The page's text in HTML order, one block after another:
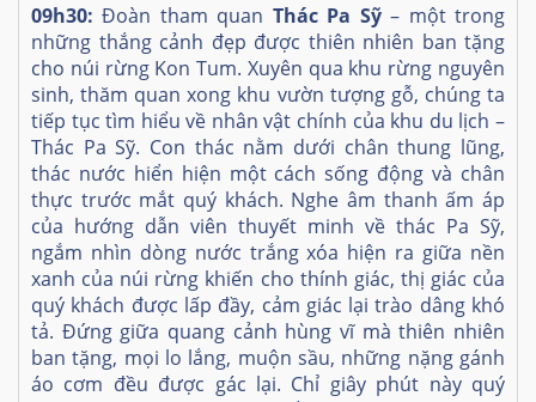
09h30: Đoàn tham quan Thác Pa Sỹ– một trong
những thắng cảnh đẹp được thiên nhiên ban tặng
cho núi rừng Kon Tum. Xuyên qua khu rừng nguyên
sinh, thăm quan xong khu vườn tượng gỗ, chúng ta
tiếp tục tìm hiểu về nhân vật chính của khu du lịch –
Thác Pa Sỹ. Con thác nằm dưới chân thung lũng,
thác nước hiển hiện một cách sống động và chân
thực trước mắt quý khách. Nghe âm thanh ấm áp
của hướng dẫn viên thuyết minh về thác Pa Sỹ,
ngắm nhìn dòng nước trắng xóa hiện ra giữa nền
xanh của núi rừng khiến cho thính giác, thị giác của
quý khách được lấp đầy, cảm giác lại trào dâng khó
tả. Đứng giữa quang cảnh hùng vĩ mà thiên nhiên
ban tặng, mọi lo lắng, muộn sầu, những nặng gánh
áo cơm đều được gác lại. Chỉ giây phút này quý